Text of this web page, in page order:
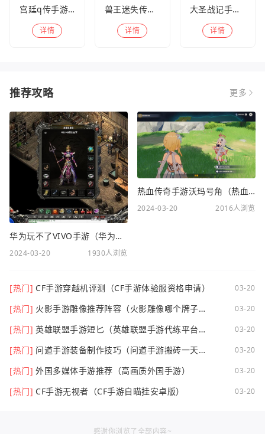
宫廷q传手游百度版
详情
兽王迷失传奇高爆版
详情
大圣战记手游官方版
详情
推荐攻略 更多
华为玩不了VIVO手游（华为玩不了VIVO手游怎么办）
2024-03-20 1930人浏览
热血传奇手游沃玛号角（热血传奇沃玛装备隐藏属性）
2024-03-20 2016人浏览
[热门] CF手游穿越机评测（CF手游体验服资格申请） 03-20
[热门] 火影手游雕像推荐阵容（火影雕像哪个牌子
03-20
[热门] 英雄联盟手游短匕（英雄联盟手游代练平台哪
03-20
[热门] 问道手游装备制作技巧（问道手游搬砖一天可
03-20
[热门] 外国多媒体手游推荐（高画质外国手游） 03-20
[热门] CF手游无视者（CF手游自瞄挂安卓版） 03-20
感谢你浏览了全部内容~